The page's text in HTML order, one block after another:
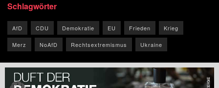
Schlagwörter
AfD CDU Demokratie EU Frieden Krieg
Merz NoAfD Rechtsextremismus Ukraine
© 2026 Blog der Republik.